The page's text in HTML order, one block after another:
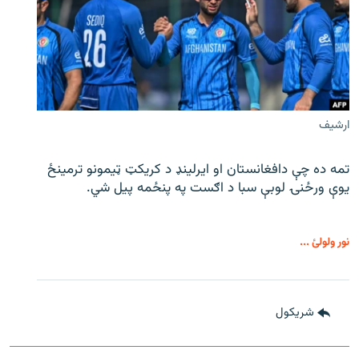
ارشیف
تمه ده چې دافغانستان او ایرلینډ د کریکټ ټیمونو ترمینځ
یوې ورځنۍ لوبې سبا د اګست په پنځمه پیل شي.
نور ولولئ ...
شريکول